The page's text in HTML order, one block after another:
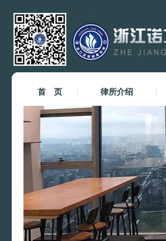
首 页 律所介绍